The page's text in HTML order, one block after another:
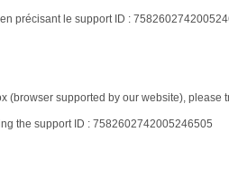
précisant le support ID :
(browser supported by our website), please
the support ID : 7582602742005246505